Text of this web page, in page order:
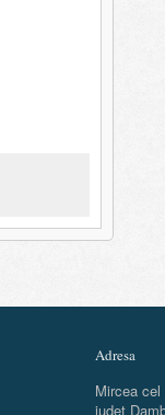
Adresa
Mircea
judet